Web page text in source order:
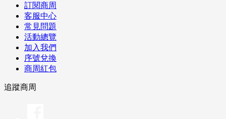
訂閱商周
客服中心
常見問題
活動總覽
加入我們
序號兌換
商周紅包
追蹤商周